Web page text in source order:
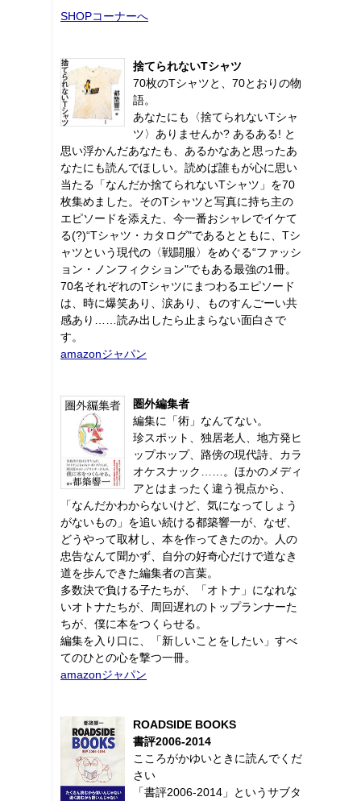
SHOPコーナーへ
捨てられないTシャツ
70枚のTシャツと、70とおりの物
語。
あなたにも〈捨てられないTシャ
ツ〉ありませんか? あるある! と
思い浮かんだあなたも、あるかなあと思ったあ
なたにも読んでほしい。読めば誰もが心に思い
当たる「なんだか捨てられないTシャツ」を70
枚集めました。そのTシャツと写真に持ち主の
エピソードを添えた、今一番おシャレでイケて
る(?)“Tシャツ・カタログ"であるとともに、Tシ
ャツという現代の〈戦闘服〉をめぐる“ファッシ
ョン・ノンフィクション"でもある最強の1冊。
70名それぞれのTシャツにまつわるエピソード
は、時に爆笑あり、涙あり、ものすんごーい共
感あり……読み出したら止まらない面白さで
す。
amazonジャパン
圏外編集者
編集に「術」なんてない。
珍スポット、独居老人、地方発ヒ
ップホップ、路傍の現代詩、カラ
オケスナック……。ほかのメディ
アとはまったく違う視点から、
「なんだかわからないけど、気になってしょう
がないもの」を追い続ける都築響一が、なぜ、
どうやって取材し、本を作ってきたのか。人の
忠告なんて聞かず、自分の好奇心だけで道なき
道を歩んできた編集者の言葉。
多数決で負ける子たちが、「オトナ」になれな
いオトナたちが、周回遅れのトップランナーた
ちが、僕に本をつくらせる。
編集を入り口に、「新しいことをしたい」すべ
てのひとの心を撃つ一冊。
amazonジャパン
ROADSIDE BOOKS
書評2006-2014
こころがかゆいときに読んでくだ
さい
「書評2006-2014」というサブタ